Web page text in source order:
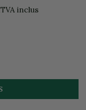
TVA inclus